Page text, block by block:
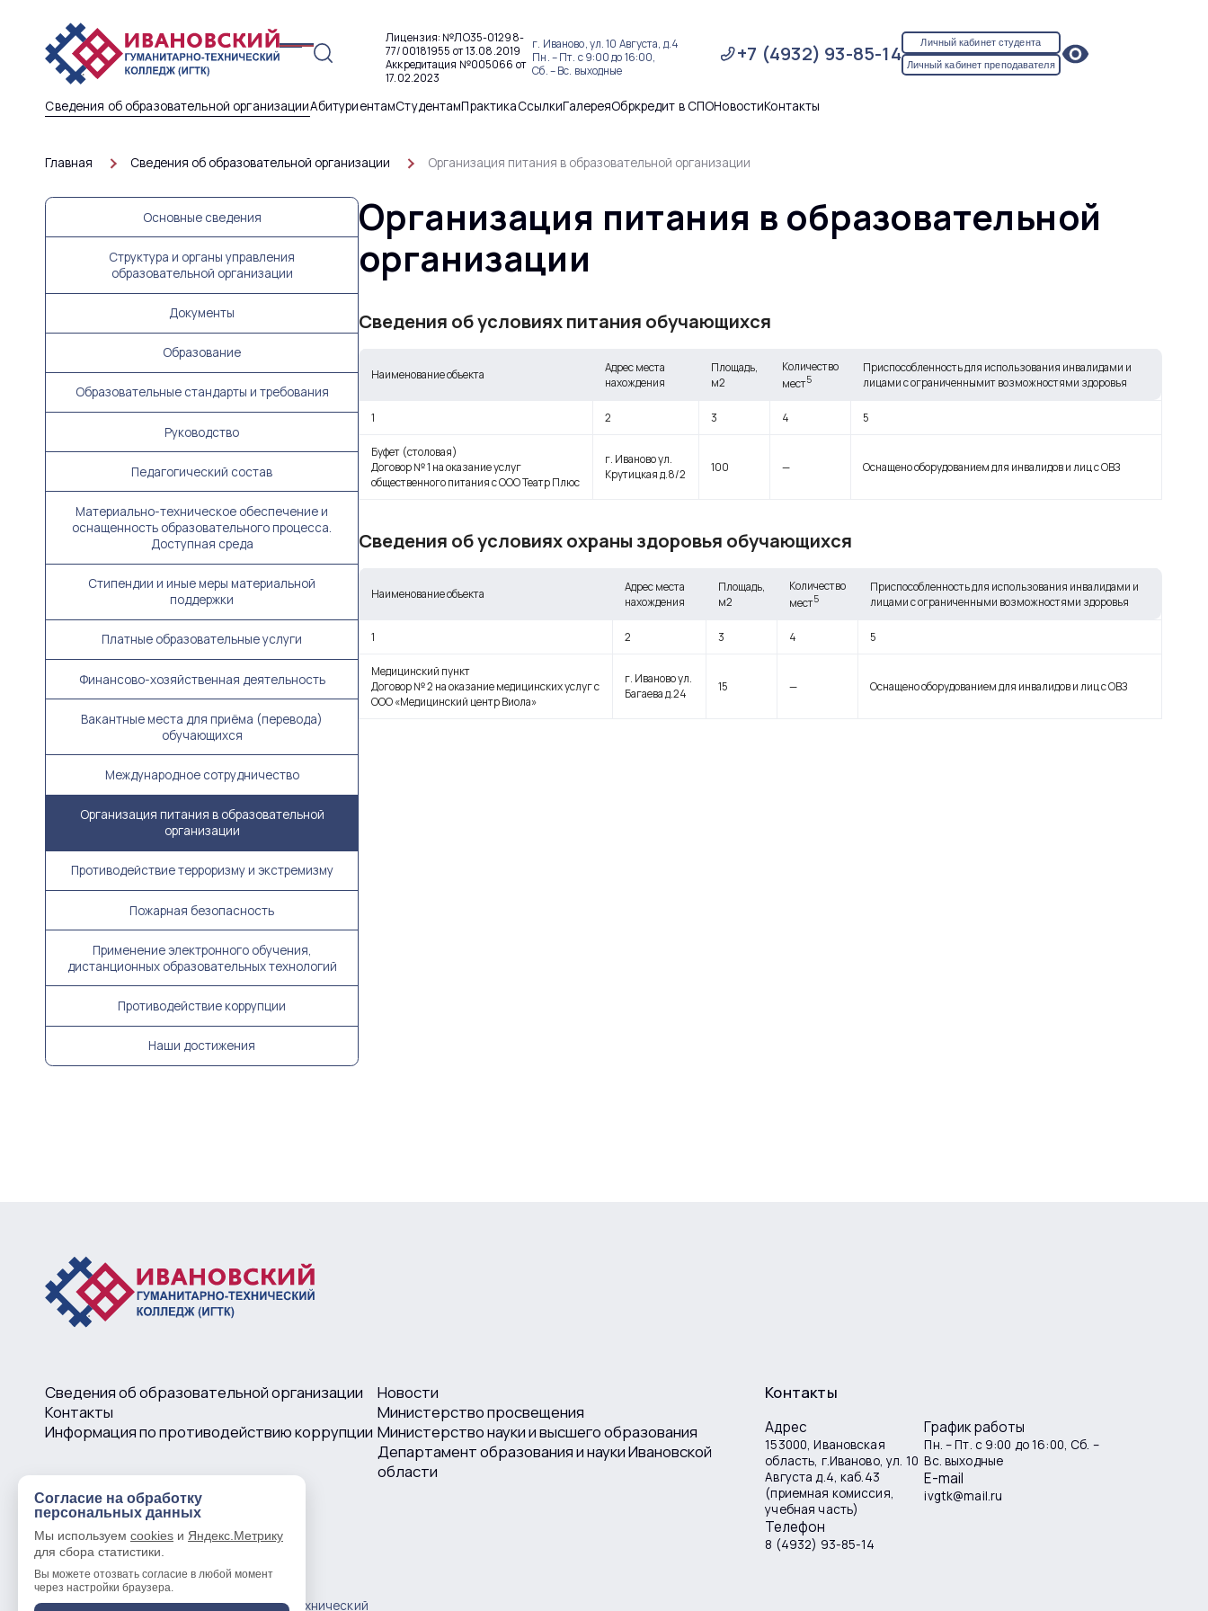
Лицензия: №ЛО35-01298-
77/00181955 от 13.08.2019
Аккредитация №005066 от
17.02.2023
г. Иваново, ул. 10 Августа, д.4
Пн. – Пт. с 9:00 до 16:00,
Сб. – Вс. выходные
+7 (4932) 93-85-14 Личный кабинет студента
Личный кабинет преподавателя
Сведения об образовательной организацииАбитуриентамСтудентамПрактикаСсылкиГалереяОбркредит в СПОНовостиКонтакты
Главная Сведения об образовательной организации Организация питания в образовательной организации
Основные сведения
Структура и органы управления
образовательной организации
Документы
Образование
Образовательные стандарты и требования
Руководство
Педагогический состав
Материально-техническое обеспечение и
оснащенность образовательного процесса.
Доступная среда
Стипендии и иные меры материальной
поддержки
Платные образовательные услуги
Финансово-хозяйственная деятельность
Вакантные места для приёма (перевода)
обучающихся
Международное сотрудничество
Организация питания в образовательной
организации
Противодействие терроризму и экстремизму
Пожарная безопасность
Применение электронного обучения,
дистанционных образовательных технологий
Противодействие коррупции
Наши достижения
Организация питания в образовательной
организации
Сведения об условиях питания обучающихся
Наименование объекта
Адрес места
нахождения
Площадь,
м2
Количество
мест5
Приспособленность для использования инвалидами и
лицами с ограниченнымит возможностями здоровья
1 2 3 4 5
Буфет (столовая)
Договор № 1 на оказание услуг
общественного питания с ООО Театр Плюс
г. Иваново ул.
Крутицкая д.8/2
100 — Оснащено оборудованием для инвалидов и лиц с ОВЗ
Сведения об условиях охраны здоровья обучающихся
Наименование объекта
Адрес места
нахождения
Площадь,
м2
Количество
мест5
Приспособленность для использования инвалидами и
лицами с ограниченными возможностями здоровья
1 2 3 4 5
Медицинский пункт
Договор № 2 на оказание медицинских услуг с
ООО «Медицинский центр Виола»
г. Иваново ул.
Багаева д.24
15 — Оснащено оборудованием для инвалидов и лиц с ОВЗ
Сведения об образовательной организации
Контакты
Информация по противодействию коррупции
Новости
Министерство просвещения
Министерство науки и высшего образования
Департамент образования и науки Ивановской
области
Контакты
Адрес
153000, Ивановская
область, г.Иваново, ул. 10
Августа д.4, каб.43
(приемная комиссия,
учебная часть)
Телефон
8 (4932) 93-85-14
График работы
Пн. – Пт. с 9:00 до 16:00, Сб. –
Вс. выходные
E-mail
ivgtk@mail.ru
© 2016 —2026Ивановский гуманитарно-технический
Согласие на обработку
персональных данных
Мы используем cookies и Яндекс.Метрику
для сбора статистики.
Вы можете отозвать согласие в любой момент
через настройки браузера.